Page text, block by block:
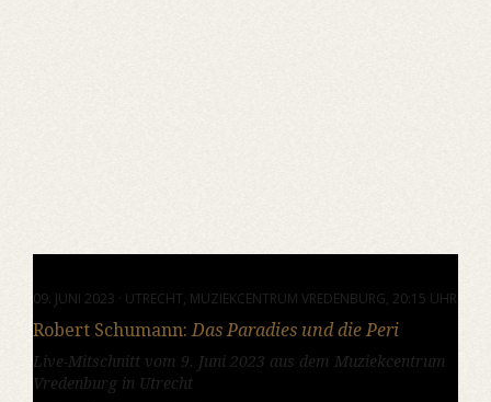
09. JUNI 2023 · UTRECHT, MUZIEKCENTRUM VREDENBURG, 20:15 UHR
Robert Schumann:Das Paradies und die Peri
Live-Mitschnitt vom 9. Juni 2023 aus dem Muziekcentrum
Vredenburg in Utrecht